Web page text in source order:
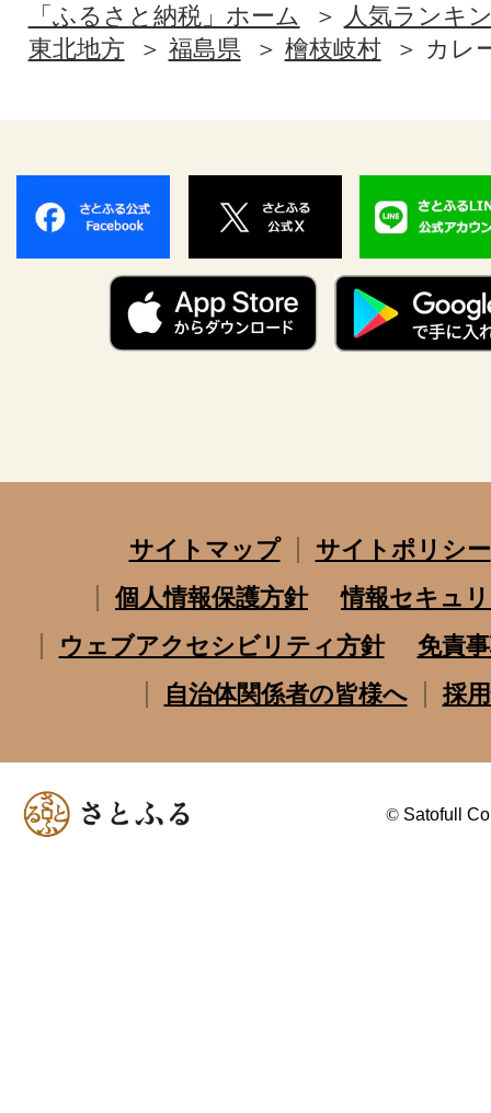
「ふるさと納税」ホーム
人気ランキ
東北地方
福島県 檜枝岐村 カレ
サイトマップ
サイトポリシー
個人情報保護方針
情報セキュ
ウェブアクセシビリティ方針
免責
自治体関係者の皆様へ
採
© Satofull